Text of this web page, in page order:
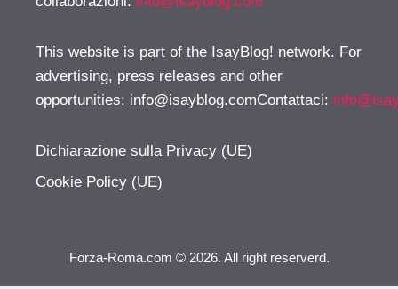
This website is part of the IsayBlog! network. For
advertising, press releases and other
opportunities: info@isayblog.comContattaci:
Dichiarazione sulla Privacy (UE)
Cookie Policy (UE)
Forza-Roma.com © 2026. All right reserverd.